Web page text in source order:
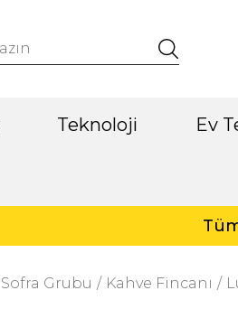
Teknoloji Ev
Sofra Grubu Kahve Fincanı